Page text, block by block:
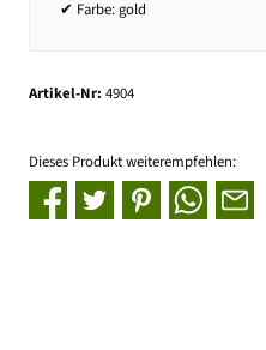
✔ Farbe: gold
Artikel-Nr: 4904
Dieses Produkt weiterempfehlen: